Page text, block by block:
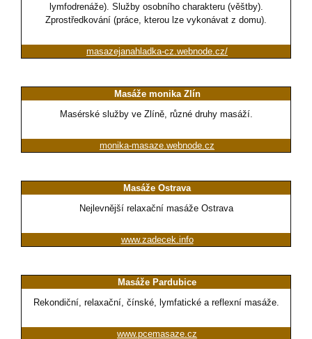
lymfodrenáže). Služby osobního charakteru (věštby).
Zprostředkování (práce, kterou lze vykonávat z domu).
masazejanahladka-cz.webnode.cz/
Masáže monika Zlín
Masérské služby ve Zlíně, různé druhy masáží.
monika-masaze.webnode.cz
Masáže Ostrava
Nejlevnější relaxační masáže Ostrava
www.zadecek.info
Masáže Pardubice
Rekondiční, relaxační, čínské, lymfatické a reflexní masáže.
www.pcemasaze.cz